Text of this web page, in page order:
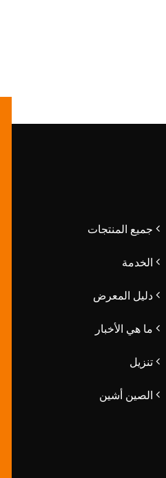
جميع المنتجات
الخدمة
دليل المعرض
ما هي الأخبار
تنزيل
الصين أشين